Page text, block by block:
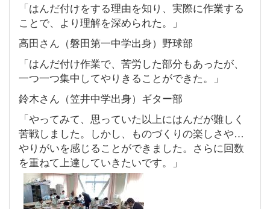
「はんだ付けをする理由を知り、実際に作業する
ことで、より理解を深められた。」
高田さん（磐田第一中学出身）野球部
「はんだ付け作業で、苦労した部分もあったが、
一つ一つ集中してやりきることができた。」
鈴木さん（笠井中学出身）ギター部
「やってみて、思っていた以上にはんだが難しく
苦戦しました。しかし、ものづくりの楽しさや、
やりがいを感じることができました。さらに回数
を重ねて上達していきたいです。」